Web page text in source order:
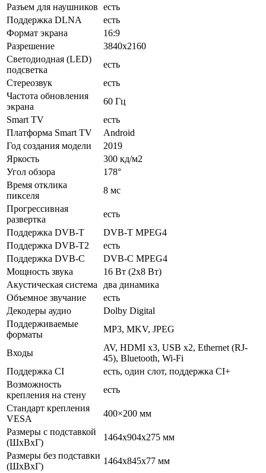
Разъем для наушников есть
Поддержка DLNA
есть
Формат экрана
16:9
Разрешение
3840x2160
Светодиодная (LED)
подсветка
есть
Стереозвук
есть
Частота обновления
экрана
60 Гц
Smart TV
есть
Платформа Smart TV
Android
Год создания модели
2019
Яркость
300 кд/м2
Угол обзора
178°
Время отклика
пикселя
8 мс
Прогрессивная
развертка
есть
Поддержка DVB-T
DVB-T MPEG4
Поддержка DVB-T2
есть
Поддержка DVB-C
DVB-C MPEG4
Мощность звука
16 Вт (2х8 Вт)
Акустическая система
два динамика
Объемное звучание
есть
Декодеры аудио
Dolby Digital
Поддерживаемые
форматы
MP3, MKV, JPEG
Входы
AV, HDMI x3, USB x2, Ethernet (RJ-
45), Bluetooth, Wi-Fi
Поддержка CI
есть, один слот, поддержка CI+
Возможность
крепления на стену
есть
Стандарт крепления
VESA
400×200 мм
Размеры с подставкой
(ШxВxГ)
1464x904x275 мм
Размеры без подставки
(ШxВxГ)
1464x845x77 мм